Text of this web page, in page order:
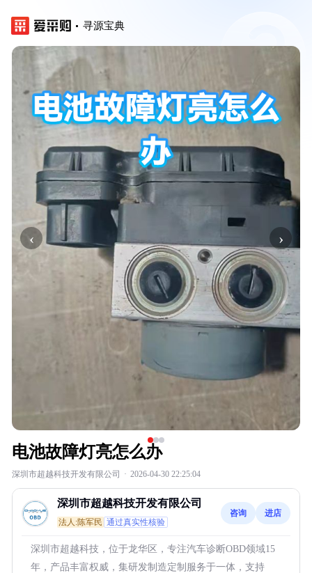
寻源宝典
‹ ›
电池故障灯亮怎么办
深圳市超越科技开发有限公司 · 2026-04-30 22:25:04
深圳市超越科技开发有限公司
法人:陈军民 通过真实性核验
咨询 进店
深圳市超越科技，位于龙华区，专注汽车诊断OBD领域15
年，产品丰富权威，集研发制造定制服务于一体，支持